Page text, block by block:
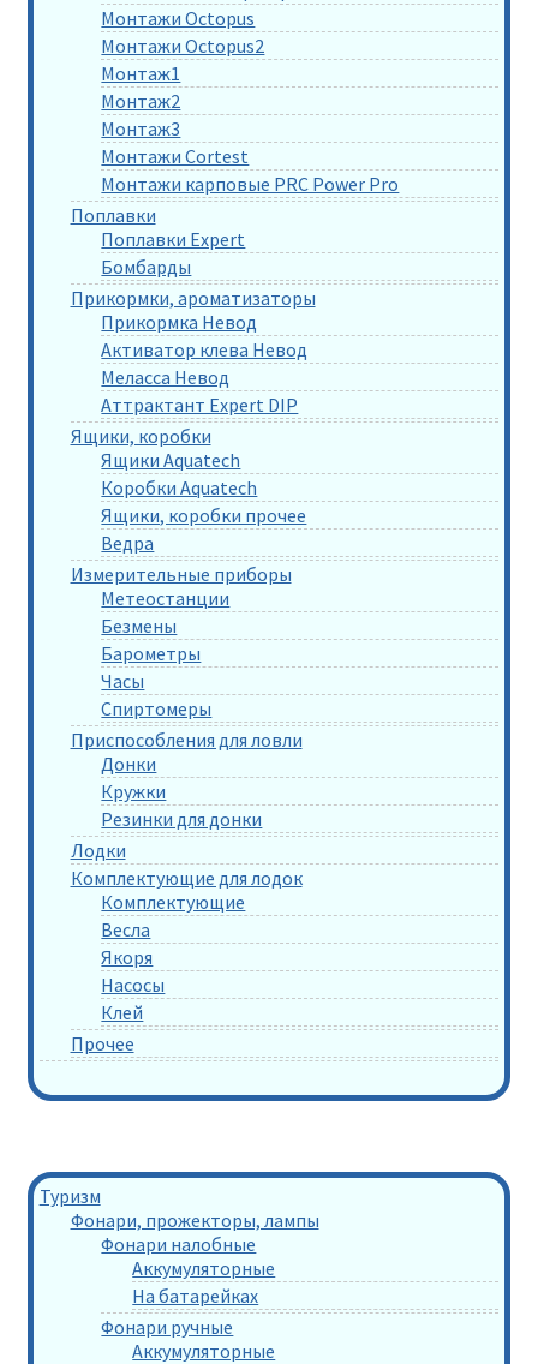
Монтажи Octopus
Монтажи Octopus2
Монтаж1
Монтаж2
Монтаж3
Монтажи Cortest
Монтажи карповые PRC Power Pro
Поплавки
Поплавки Expert
Бомбарды
Прикормки, ароматизаторы
Прикормка Невод
Активатор клева Невод
Меласса Невод
Аттрактант Expert DIP
Ящики, коробки
Ящики Aquatech
Коробки Aquatech
Ящики, коробки прочее
Ведра
Измерительные приборы
Метеостанции
Безмены
Барометры
Часы
Спиртомеры
Приспособления для ловли
Донки
Кружки
Резинки для донки
Лодки
Комплектующие для лодок
Комплектующие
Весла
Якоря
Насосы
Клей
Прочее
Туризм
Фонари, прожекторы, лампы
Фонари налобные
Аккумуляторные
На батарейках
Фонари ручные
Аккумуляторные